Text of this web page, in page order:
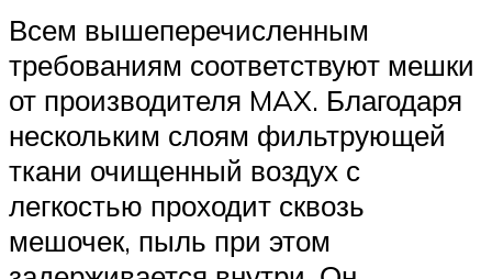
Всем вышеперечисленным
требованиям соответствуют мешки
от производителя MAX. Благодаря
нескольким слоям фильтрующей
ткани очищенный воздух с
легкостью проходит сквозь
мешочек, пыль при этом